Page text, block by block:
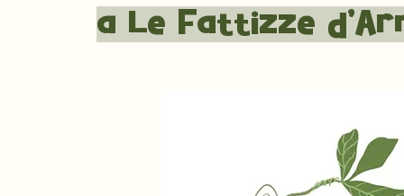
a Le Fattizze